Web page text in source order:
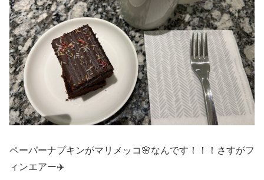
ペーパーナプキンがマリメッコ🌸なんです！！！さすがフ
ィンエアー✈️